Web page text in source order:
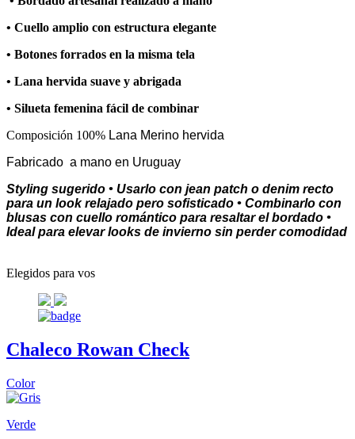
• Cuello amplio con estructura elegante
• Botones forrados en la misma tela
• Lana hervida suave y abrigada
• Silueta femenina fácil de combinar
Composición 100% Lana Merino hervida
Fabricado a mano en Uruguay
Styling sugerido • Usarlo con jean patch o denim recto
para un look relajado pero sofisticado • Combinarlo con
blusas con cuello romántico para resaltar el bordado •
Ideal para elevar looks de invierno sin perder comodidad
Elegidos para vos
Chaleco Rowan Check
Color
Verde